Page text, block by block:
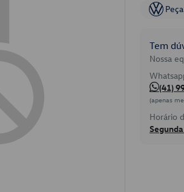
Tem
Nossa
(41)
(apenas
Horário